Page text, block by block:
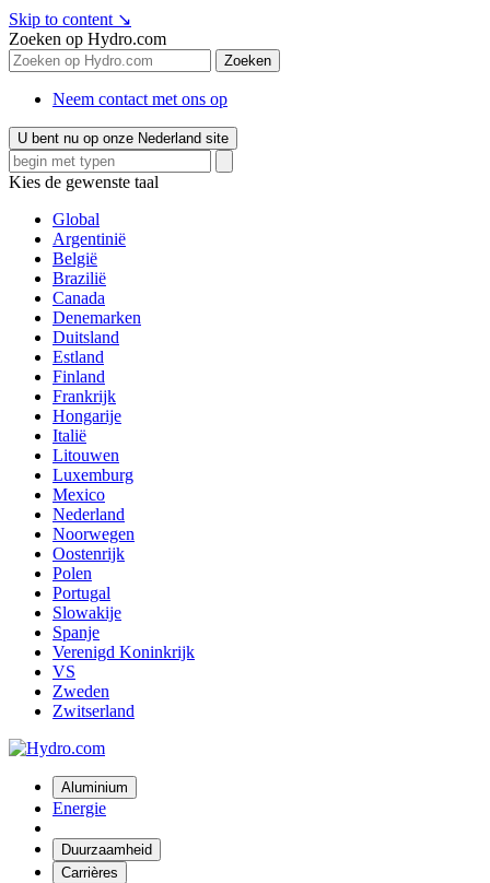
Skip to content ↘
Zoeken op Hydro.com
Zoeken
Neem contact met ons op
U bent nu op onze Nederland site
Kies de gewenste taal
Global
Argentinië
België
Brazilië
Canada
Denemarken
Duitsland
Estland
Finland
Frankrijk
Hongarije
Italië
Litouwen
Luxemburg
Mexico
Nederland
Noorwegen
Oostenrijk
Polen
Portugal
Slowakije
Spanje
Verenigd Koninkrijk
VS
Zweden
Zwitserland
Aluminium
Energie
Duurzaamheid
Carrières